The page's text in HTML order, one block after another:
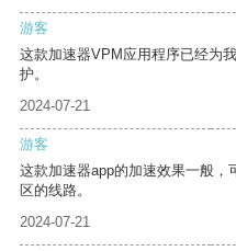
游客
这款加速器VPM应用程序已经为
护。
2024-07-21
游客
这款加速器app的加速效果一般
区的线路。
2024-07-21